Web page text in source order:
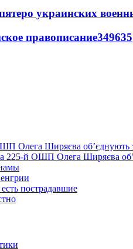
украинских
правописание349635
225-й ОШП Олега Ширяєва
пострадавшие